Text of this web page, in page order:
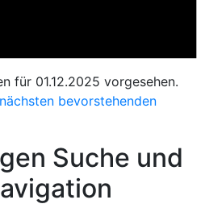
für 01.12.2025 vorgesehen.
nächsten bevorstehenden
Suche und